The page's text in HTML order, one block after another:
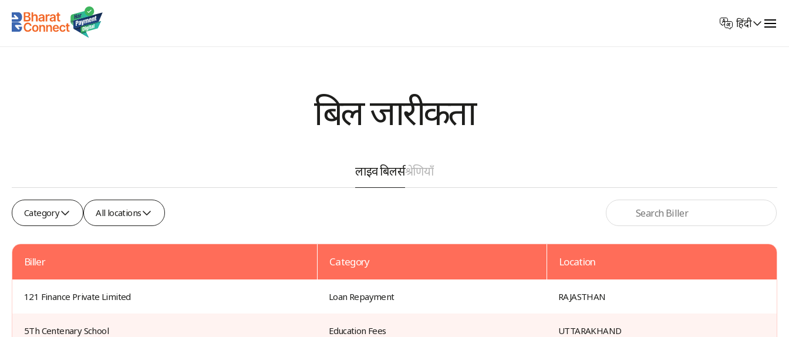
Select
Language
हिंदी
बिल जारीकर्ता
लाइव बिलर्सश्रेणियाँ
Category
Category
All
locations
All locations
Billers
Biller Category Location
121 Finance Private Limited Loan Repayment RAJASTHAN
5Th Centenary School Education Fees UTTARAKHAND